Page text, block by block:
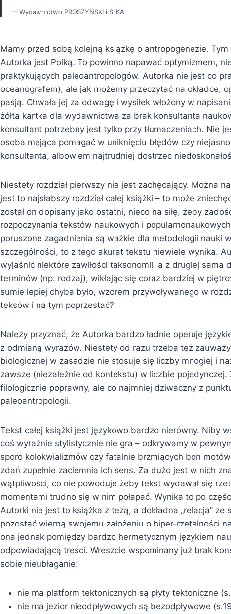
Wydawnictwo PRÓSZYŃSKI i S-KA
Mamy przed sobą kolejną książkę o antropogenezie.
Autorka jest Polką. To powinno napawać optymizmem,
praktykujących paleoantropologów. Autorka nie jest co
oceanografem), ale jak możemy przeczytać na okładce,
pasją. Chwała jej za odwagę i wysiłek włożony w
żółta kartka dla wydawnictwa za brak konsultanta
konsultant potrzebny jest tylko przy tłumaczeniach. Nie
osoba mająca pomagać w uniknięciu błędów czy
konsultanta, albowiem najtrudniej dostrzec
Niestety rozdział pierwszy nie jest zachęcający. Można
jest to najsłabszy rozdział całej książki – to może
został on dopisany jako ostatni, nieco na siłę, żeby
rozpoczynania tekstów naukowych i
poruszone zagadnienia są ważkie dla metodologii nauki
szczególności, to z tego akurat tekstu niewiele wynika.
wyjaśnić niektóre zawiłości taksonomii, a z drugiej sama
terminów (np. rodzaj), wikłając się coraz bardziej w
sumie lepiej chyba było, wzorem przywoływanego w
teksów i na tym poprzestać?
Należy przyznać, że Autorka bardzo ładnie operuje
z odmianą wyrazów. Niestety od razu trzeba też
biologicznej w zasadzie nie stosuje się liczby mnogiej i
zawsze (niezależnie od kontekstu) w liczbie
filologicznie poprawny, ale co najmniej dziwaczny z
paleoantropologii.
Tekst całej książki jest językowo bardzo nierówny. Niby
coś wyraźnie stylistycznie nie gra – odkrywamy w
sporo kolokwializmów czy fatalnie brzmiących bon
zdań zupełnie zaciemnia ich sens. Za dużo jest w nich
wątpliwości, co nie powoduje żeby tekst wydawał się
momentami trudno się w nim połapać. Wynika to po
Autorki nie jest to książka z tezą, a dokładna „relacja”
pozostać wierną swojemu założeniu o hiper-rzetelności
ona jednak pomiędzy bardzo hermetycznym językiem
odpowiadającą treści. Wreszcie wspominany już brak
sobie nieubłaganie:
nie ma platform tektonicznych są płyty tektoniczne
nie ma jezior nieodpływowych są bezodpływowe